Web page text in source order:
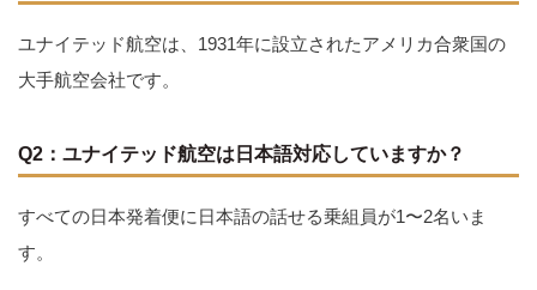
ユナイテッド航空は、1931年に設立されたアメリカ合衆国の
大手航空会社です。
Q2：ユナイテッド航空は日本語対応していますか？
すべての日本発着便に日本語の話せる乗組員が1〜2名いま
す。